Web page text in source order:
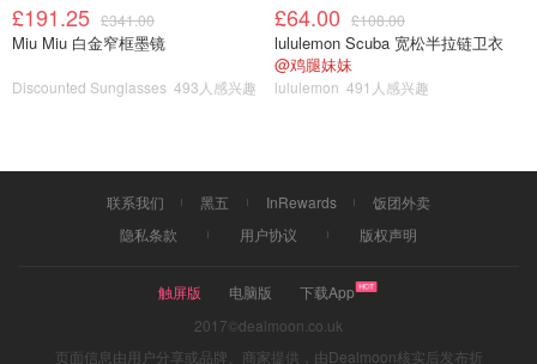
£191.25 £341.00
Miu Miu 白金窄框墨镜
Discounted Sunglasses 493人感兴趣
£64.00 £108.00
lululemon Scuba 宽松半拉链卫衣
@鸡腿妹妹
lululemon 491人感兴趣
联系我们 黑五 InRewards
饭团外卖
隐私条款
用户协议 版权声明
触屏版 电脑版
下载App
2017©dealmoon.co.uk
页面信息由用户分享或品牌、商家提供，由Dealmoon核实后发布折